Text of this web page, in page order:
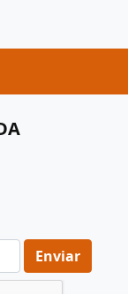
Enviar